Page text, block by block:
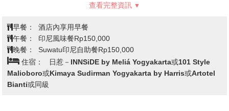
的外型來做外觀設計，雖未完工但因其神秘感吸引眾多遊
個祈禱、聚集的地方。
們可以在林間小徑漫遊，感受清新的空氣，或是拍下美麗的
這裡有兩座全部由樹枝搭建而成的大型裝飾，「巨人之掌」
和「金字塔空心屋」，放在山邊位置，遊客可以走上行上
「巨人之掌」，從居高臨下欣賞壯麗的山景。早上更可以在
此看雲海、黃昏看日落，成為這裡的新地標。夜晚來到，可
以清晰見到手指繫上反光鐵板，更以Jogja 市夜景作為背
查看完整資訊
早餐：
酒店內享用早餐
午餐：
印尼風味餐Rp150,000
晚餐：
Suwatu印尼自助餐Rp150,000
住宿：
日惹－INNSiDE by Meliá Yogyakarta或101 Style
Malioboro或Kimaya Sudirman Yogyakarta by Harris或Artotel
Bianti或同級